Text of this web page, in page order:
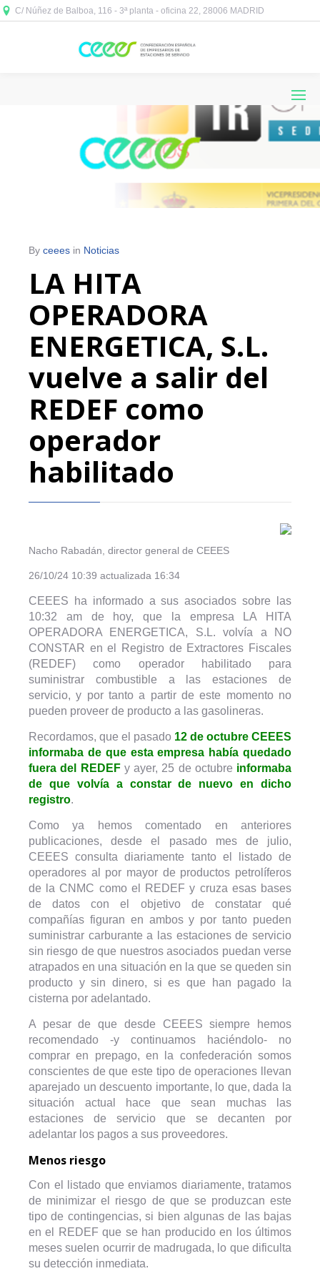
C/ Núñez de Balboa, 116 - 3ª planta - oficina 22, 28006 MADRID
By ceees in Noticias
LA HITA
OPERADORA
ENERGETICA, S.L.
vuelve a salir del
REDEF como
operador
habilitado
Nacho Rabadán, director general de CEEES
26/10/24 10:39 actualizada 16:34
CEEES ha informado a sus asociados sobre las
10:32 am de hoy, que la empresa LA HITA
OPERADORA ENERGETICA, S.L. volvía a NO
CONSTAR en el Registro de Extractores Fiscales
(REDEF) como operador habilitado para
suministrar combustible a las estaciones de
servicio, y por tanto a partir de este momento no
pueden proveer de producto a las gasolineras.
Recordamos, que el pasado 12 de octubre CEEES
informaba de que esta empresa había quedado
fuera del REDEFy ayer, 25 de octubre informaba
de que volvía a constar de nuevo en dicho
registro.
Como ya hemos comentado en anteriores
publicaciones, desde el pasado mes de julio,
CEEES consulta diariamente tanto el listado de
operadores al por mayor de productos petrolíferos
de la CNMC como el REDEF y cruza esas bases
de datos con el objetivo de constatar qué
compañías figuran en ambos y por tanto pueden
suministrar carburante a las estaciones de servicio
sin riesgo de que nuestros asociados puedan verse
atrapados en una situación en la que se queden sin
producto y sin dinero, si es que han pagado la
cisterna por adelantado.
A pesar de que desde CEEES siempre hemos
recomendado -y continuamos haciéndolo- no
comprar en prepago, en la confederación somos
conscientes de que este tipo de operaciones llevan
aparejado un descuento importante, lo que, dada la
situación actual hace que sean muchas las
estaciones de servicio que se decanten por
adelantar los pagos a sus proveedores.
Menos riesgo
Con el listado que enviamos diariamente, tratamos
de minimizar el riesgo de que se produzcan este
tipo de contingencias, si bien algunas de las bajas
en el REDEF que se han producido en los últimos
meses suelen ocurrir de madrugada, lo que dificulta
su detección inmediata.